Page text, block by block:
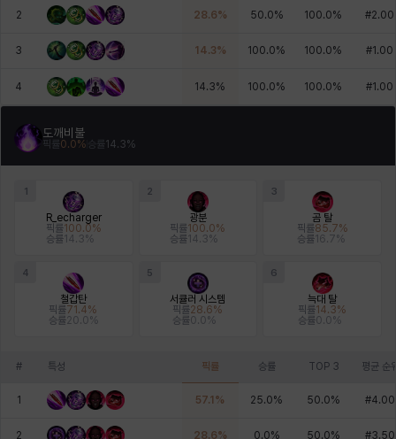
2 28.6% 50.0% 100.0% #2.00
3 14.3% 100.0% 100.0% #1.00
4 14.3% 100.0% 100.0% #1.00
도깨비불
픽률 0.0% 승률 14.3%
1
R_echarger
픽률
승률
100.0%
14.3 %
2
광분
픽률
승률
100.0%
14.3 %
3
곰 탈
픽률
승률
85.7%
16.7%
4
철갑탄
픽률
승률
71.4%
20.0%
5
서큘러 시스템
픽률
승률
28.6%
0.0%
6
늑대 탈
픽률
승률
14.3%
0.0%
# 특성 픽률 승률 TOP 3 평균 순
1 57.1 % 25.0% 50.0% #4.00
2 28.6% 0.0% 50.0% #3.50